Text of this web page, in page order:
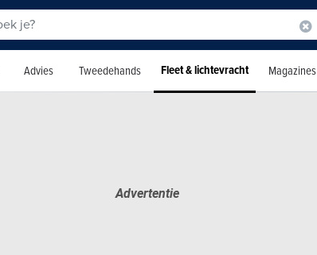
Advies Tweedehands Fleet & lichtevracht Magazines